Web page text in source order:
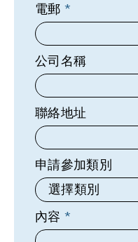
電郵
公司名稱
聯絡地址
申請參加類別
選擇類別
內容